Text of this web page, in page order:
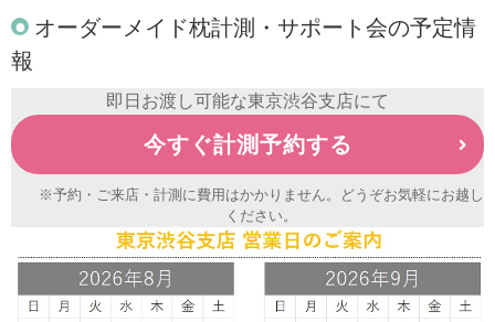
オーダーメイド枕計測・サポート会の予定情
報
即日お渡し可能な東京渋谷支店にて
今すぐ計測予約する
※予約・ご来店・計測に費用はかかりません。どうぞお気軽にお越し
ください。